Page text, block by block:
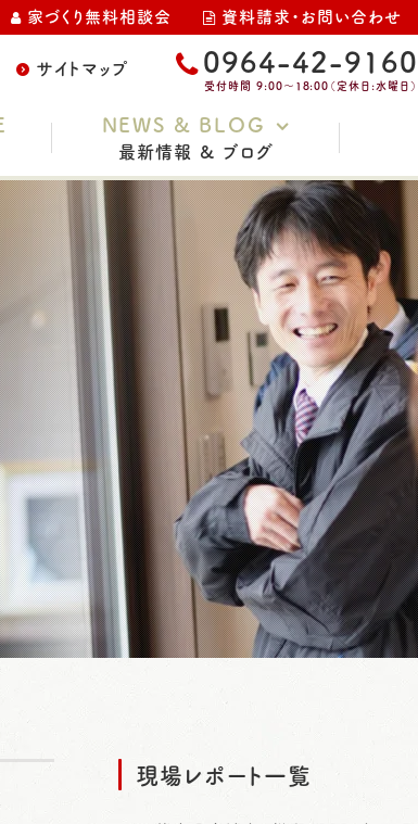
サイトマップ
家づくり無料相談会 資料請求・お問い合わせ
0964-42-9160
受付時間 9:00～18:00（定休日:水曜日）
NEWS & BLOG
最新情報 & ブログ
お知らせ
家づくりコラム
スタッフブログ
イベント・完成見学会
土地情報
現場レポート
現場レポート一覧